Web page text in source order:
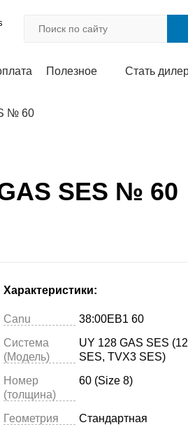
Полезное Стать
№ 60
SES № 60
Характеристики:
Canu
38:00EB1 60
Система
(Модель)
UY 128 GAS SES
SES, TVX3 SES)
Номер
(толщина)
60 (Size 8)
Геометрия Стандартная